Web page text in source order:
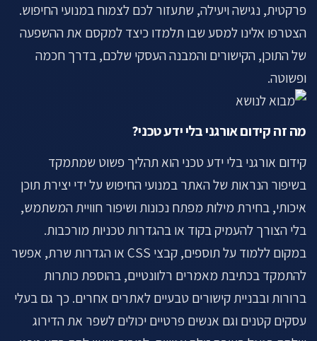
פרקטית, נגישה ויעילה, שתעזור לכם לצמוח במנועי החיפוש.
הצטרפו אלינו למסע שבו תלמדו כיצד למקסם את ההשפעה
של התוכן, הקישורים והמבנה העסקי שלכם, בדרך חכמה
ופשוטה.
מה זה קידום אורגני בלי ידע טכני?
קידום אורגני בלי ידע טכני הוא תהליך פשוט שמתמקד
בשיפור הנראות של האתר במנועי החיפוש על ידי יצירת תוכן
איכותי, בחירת מילות מפתח נכונות ושיפור חוויית המשתמש,
בלי הצורך להעמיק בקוד או בהגדרות טכניות מורכבות.
במקום ללמוד על תוספים, קבצי CSS או הגדרות שרת, אפשר
להתמקד בכתיבת מאמרים רלוונטיים, בהוספת כותרות
ברורות ובבניית קישורים טבעיים לאתרים אחרים. כך גם בעלי
עסקים קטנים וגם אנשים פרטיים יכולים לשפר את הדירוג